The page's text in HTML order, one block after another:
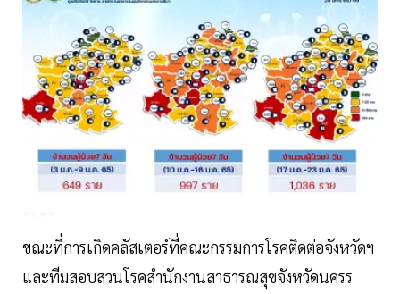
ขณะที่การเกิดคลัสเตอร์ที่คณะกรรมการโรคติดต่อจังหวัดฯ
และทีมสอบสวนโรคสำนักงานสาธารณสุขจังหวัดนครร